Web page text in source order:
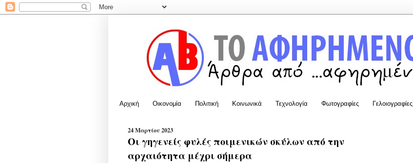
Αρχική Οικονομία Πολιτική Κοινωνικά Τεχνολογία Φωτογραφίες Γελοιογραφίες
24 Μαρτίου 2023
Οι γηγενείς φυλές ποιμενικών σκύλων από την
αρχαιότητα μέχρι σήμερα